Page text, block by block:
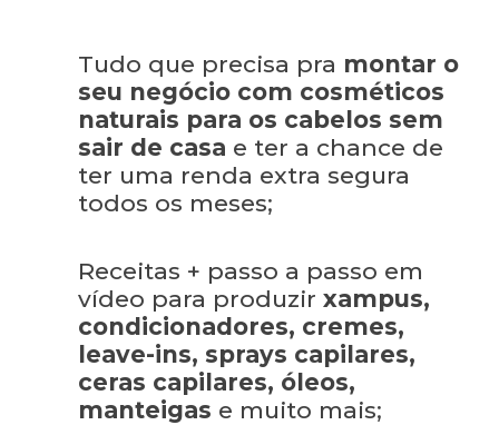
Tudo que precisa pra montar o
seu negócio com cosméticos
naturais para os cabelos sem
sair de casa e ter a chance de
ter uma renda extra segura
todos os meses;
Receitas + passo a passo em
vídeo para produzir xampus,
condicionadores, cremes,
leave-ins, sprays capilares,
ceras capilares, óleos,
manteigas e muito mais;